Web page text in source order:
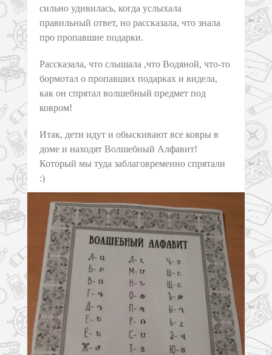
сильно удивилась, когда услыхала
правильный ответ, но рассказала, что знала
про пропавшие подарки.
Рассказала, что слышала ,что Водяной, что-то
бормотал о пропавших подарках и видела,
как он спрятал волшебный предмет под
ковром!
Итак, дети идут и обыскивают все ковры в
доме и находят Волшебный Алфавит!
Который мы туда заблаговременно спрятали
:)